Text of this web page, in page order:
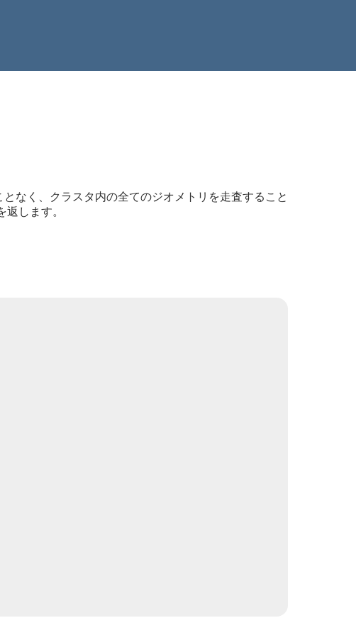
なく、クラスタ内の全てのジオメトリを走査すること
します。